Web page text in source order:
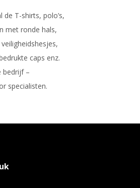
T-shirts, polo’s,
met ronde hals,
caps enz.
bedrijf –
specialisten.